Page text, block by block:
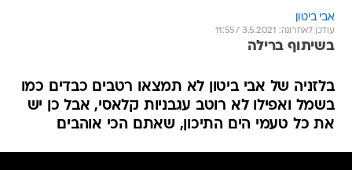
אבי ביטון
עודכן לאחרונה: 3.5.2021 / 11:55
בשיתוף ברילה
בלזניה של אבי ביטון לא תמצאו רטבים כבדים כמו
בשמל ואפילו לא רוטב עגבניות קלאסי, אבל כן יש
את כל טעמי הים התיכון, שאתם הכי אוהבים